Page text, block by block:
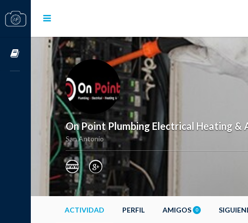
Cursos OnLine
On Point Plumbing Electrical Heating &
San Antonio
ACTIVIDAD PERFIL AMIGOS 0